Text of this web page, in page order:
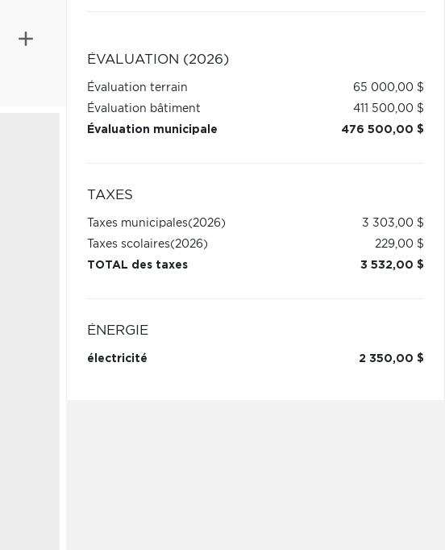
ÉVALUATION (2026)
Évaluation terrain
65 000,00 $
Évaluation bâtiment
411 500,00 $
Évaluation municipale
476 500,00 $
TAXES
Taxes municipales(2026)
3 303,00 $
Taxes scolaires(2026)
229,00 $
TOTAL des taxes
3 532,00 $
ÉNERGIE
électricité 2 350,00 $